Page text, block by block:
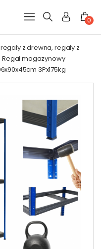
0
z drewna, regały z
Regał magazynowy
3Px175kg